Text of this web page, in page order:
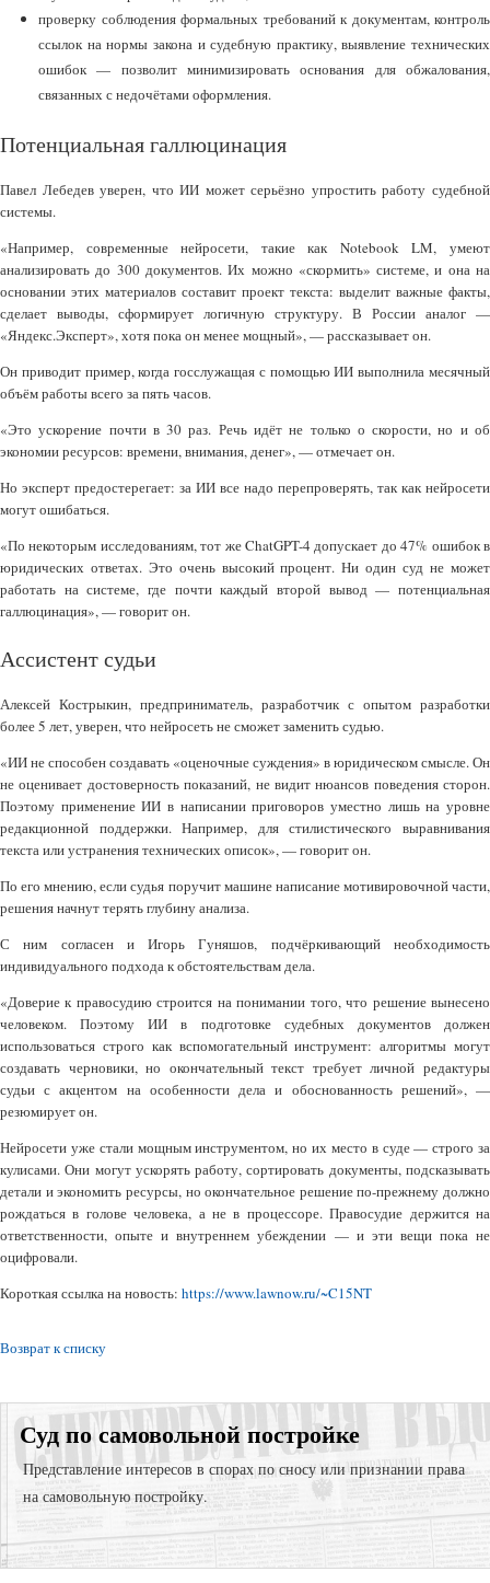
проверку соблюдения формальных требований к документам, контроль
ссылок на нормы закона и судебную практику, выявление технических
ошибок — позволит минимизировать основания для обжалования,
связанных с недочётами оформления.
Потенциальная галлюцинация
Павел Лебедев уверен, что ИИ может серьёзно упростить работу судебной
системы.
«Например, современные нейросети, такие как Notebook LM, умеют
анализировать до 300 документов. Их можно «скормить» системе, и она на
основании этих материалов составит проект текста: выделит важные факты,
сделает выводы, сформирует логичную структуру. В России аналог —
«Яндекс.Эксперт», хотя пока он менее мощный», — рассказывает он.
Он приводит пример, когда госслужащая с помощью ИИ выполнила месячный
объём работы всего за пять часов.
«Это ускорение почти в 30 раз. Речь идёт не только о скорости, но и об
экономии ресурсов: времени, внимания, денег», — отмечает он.
Но эксперт предостерегает: за ИИ все надо перепроверять, так как нейросети
могут ошибаться.
«По некоторым исследованиям, тот же ChatGPT-4 допускает до 47% ошибок в
юридических ответах. Это очень высокий процент. Ни один суд не может
работать на системе, где почти каждый второй вывод — потенциальная
галлюцинация», — говорит он.
Ассистент судьи
Алексей Кострыкин, предприниматель, разработчик с опытом разработки
более 5 лет, уверен, что нейросеть не сможет заменить судью.
«ИИ не способен создавать «оценочные суждения» в юридическом смысле. Он
не оценивает достоверность показаний, не видит нюансов поведения сторон.
Поэтому применение ИИ в написании приговоров уместно лишь на уровне
редакционной поддержки. Например, для стилистического выравнивания
текста или устранения технических описок», — говорит он.
По его мнению, если судья поручит машине написание мотивировочной части,
решения начнут терять глубину анализа.
С ним согласен и Игорь Гуняшов, подчёркивающий необходимость
индивидуального подхода к обстоятельствам дела.
«Доверие к правосудию строится на понимании того, что решение вынесено
человеком. Поэтому ИИ в подготовке судебных документов должен
использоваться строго как вспомогательный инструмент: алгоритмы могут
создавать черновики, но окончательный текст требует личной редактуры
судьи с акцентом на особенности дела и обоснованность решений», —
резюмирует он.
Нейросети уже стали мощным инструментом, но их место в суде — строго за
кулисами. Они могут ускорять работу, сортировать документы, подсказывать
детали и экономить ресурсы, но окончательное решение по-прежнему должно
рождаться в голове человека, а не в процессоре. Правосудие держится на
ответственности, опыте и внутреннем убеждении — и эти вещи пока не
оцифровали.
Короткая ссылка на новость: https://www.lawnow.ru/~C15NT
Возврат к списку
Суд по самовольной постройке
Представление интересов в спорах по сносу или признании права
на самовольную постройку.